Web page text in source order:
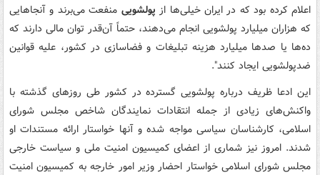
اعلام کرده بود که در ایران خیلی‌ها از پولشویی منفعت می‌برند و آنجاهایی
که هزاران میلیارد پولشویی انجام می‌دهند، حتماً آن‌قدر توان مالی دارند که
ده‌ها یا صدها میلیارد هزینه تبلیغات و فضاسازی در کشور، علیه قوانین
ضدپولشویی ایجاد کنند".
این ادعا ظریف درباره پولشویی گسترده در کشور طی روزهای گذشته با
واکنش‌های زیادی از جمله انتقادات نمایندگان شاخص مجلس شورای
اسلامی، کارشناسان سیاسی مواجه شده و آنها خواستار ارائه مستندات او
شدند. امروز نیز شماری از اعضای کمیسیون امنیت ملی و سیاست خارجی
مجلس شورای اسلامی خواستار احضار وزیر امور خارجه به کمیسیون امنیت